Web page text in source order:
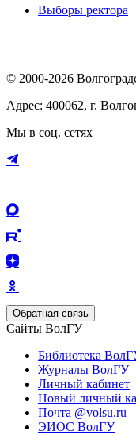
Выборы ректора
© 2000-2026
Адрес: 400062, г.
Мы в соц. сетях
Обратная связь
Сайты ВолГУ
Библиотека
Журналы ВолГУ
Личный кабинет
Новый личный
Почта @volsu.ru
ЭИОС ВолГУ